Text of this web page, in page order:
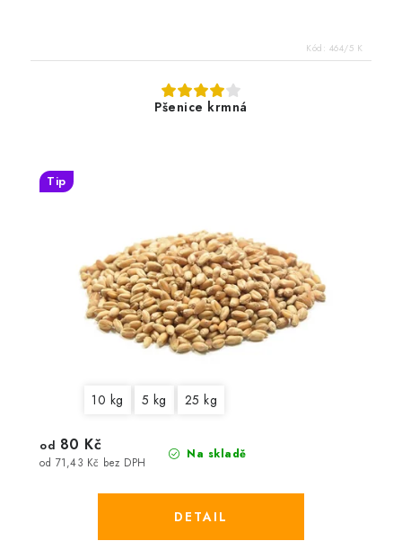
Kód: 464/5 K
Pšenice krmná
Tip
10 kg 5 kg 25 kg
Na skladě
od 71,43 Kč bez DPH
od 80 Kč